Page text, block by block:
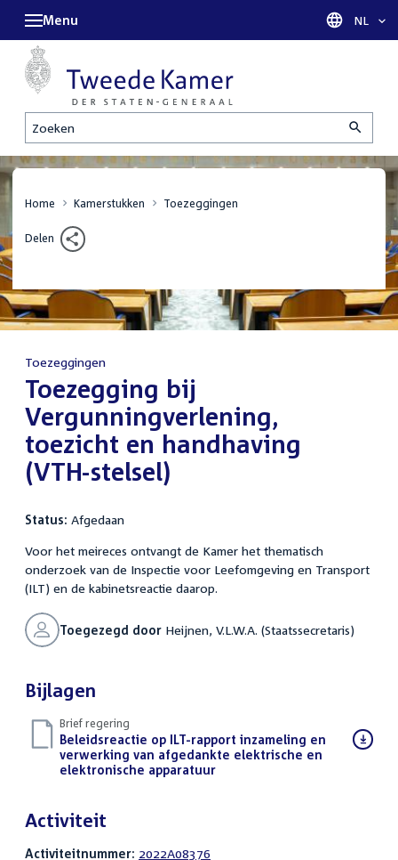
Zoeken
Menu Taal
NL
Home Kamerstukken Toezeggingen
Delen
Toezeggingen
:Toezegging bij
Vergunningverlening,
toezicht en handhaving
(VTH-stelsel)
Status: Afgedaan
Voor het meireces ontvangt de Kamer het thematisch
onderzoek van de Inspectie voor Leefomgeving en Transport
(ILT) en de kabinetsreactie daarop.
Toegezegd doorHeijnen, V.L.W.A. (Staatssecretaris)
Bijlagen
Brief regering
Download
bestand:
Beleidsreactie op ILT-rapport inzameling en
verwerking van afgedankte elektrische en
elektronische apparatuur(PDF)
Activiteit
Activiteitnummer: 2022A08376